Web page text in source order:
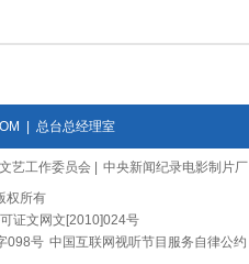
总台总经理室
艺工作委员会
中央新闻纪录电影制片厂
权所有
证文网文[2010]024号
098号 中国互联网视听节目服务自律公约